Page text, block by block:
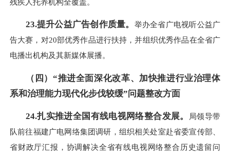
残疾人托养机构全覆盖。
23.提升公益广告创作质量。 举办全省广电视听公益广
告大赛，对20部优秀作品进行扶持，并组织优秀作品在全省广
电播出机构及其新媒体展播。
（四）“推进全面深化改革、加快推进行业治理体
系和治理能力现代化步伐较缓”问题整改方面
24.扎实推进全国有线电视网络整合发展。
局领导带
队前往福建广电网络集团调研，组织相关处室赴省委宣传部、
省财政厅汇报，协调解决全省有线电视网络整合历史遗留问